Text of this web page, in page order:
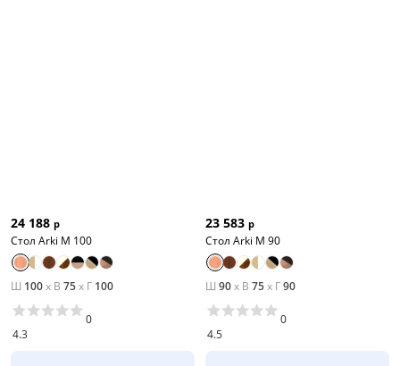
24 188 р
Стол Arki М 100
Ш 100x В 75x Г 100
4.3
0
23 583 р
Стол Arki M 90
Ш 90x В 75x Г90
4.5
0